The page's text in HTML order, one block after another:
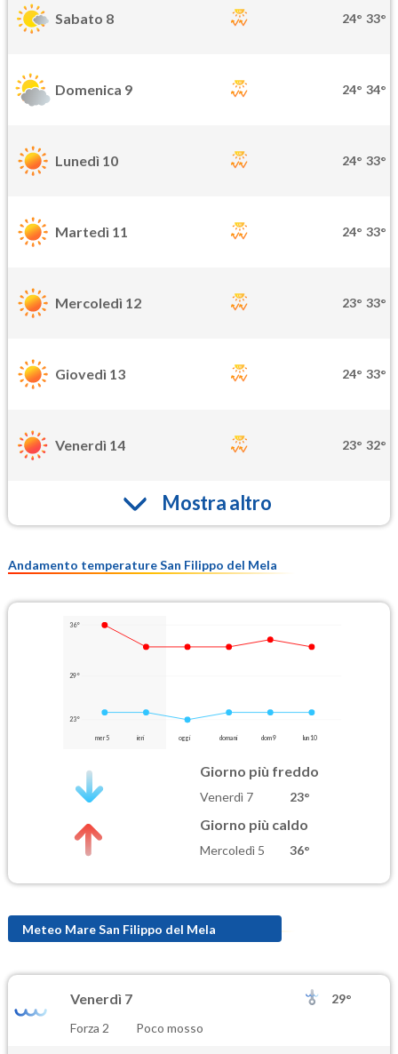
Sabato 8 24° 33°
Domenica 9 24° 34°
Lunedì 10 24° 33°
Martedì 11 24° 33°
Mercoledì 12 23° 33°
Giovedì 13 24° 33°
Venerdì 14 23° 32°
Mostra altro
Andamento temperature San Filippo del Mela
36°
29°
23°
mer 5 ieri oggi domani dom 9 lun 10
Giorno più freddo
Venerdì 7 23°
Giorno più caldo
Mercoledì 5 36°
Meteo Mare San Filippo del Mela
Venerdì 7
29°
Forza 2
Poco mosso